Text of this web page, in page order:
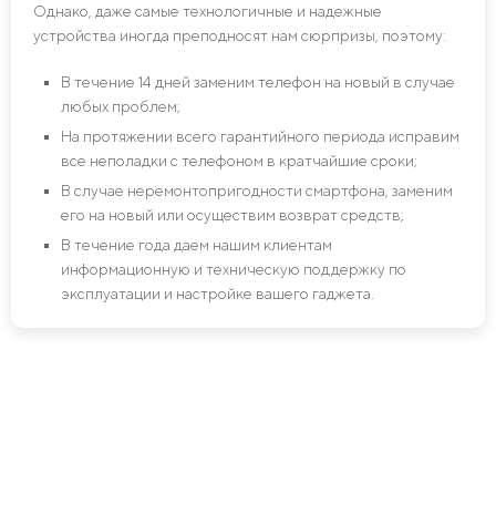
Однако, даже самые технологичные и надежные
устройства иногда преподносят нам сюрпризы, поэтому:
В течение 14 дней заменим телефон на новый в случае
любых проблем;
На протяжении всего гарантийного периода исправим
все неполадки с телефоном в кратчайшие сроки;
В случае неремонтопригодности смартфона, заменим
его на новый или осуществим возврат средств;
В течение года даем нашим клиентам
информационную и техническую поддержку по
эксплуатации и настройке вашего гаджета.